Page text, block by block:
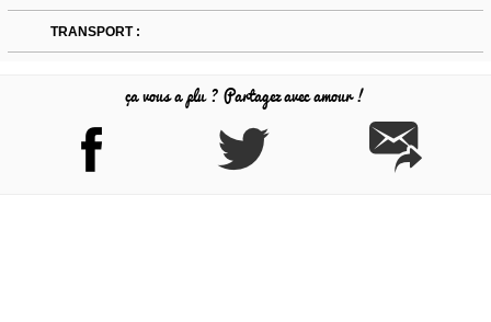
TRANSPORT :
ça vous a plu ? Partagez avec amour !